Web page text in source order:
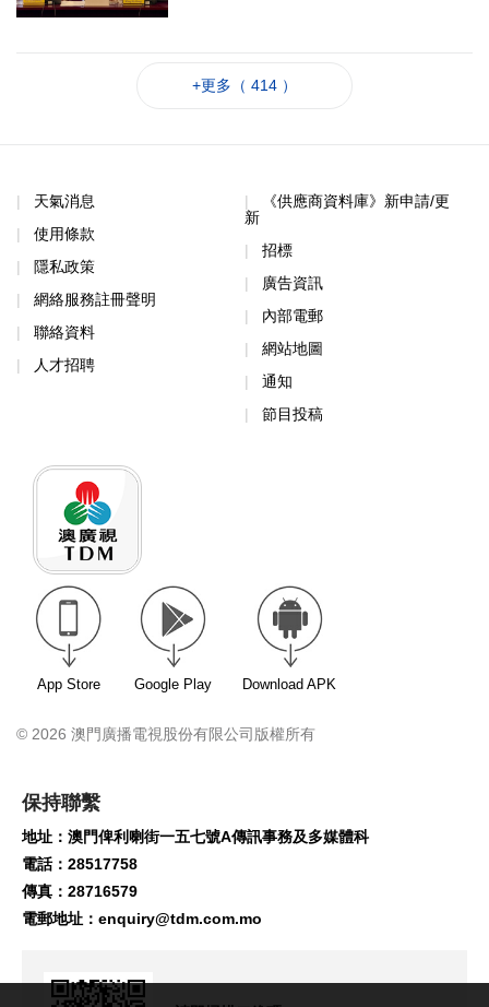
+更多（ 414 ）
天氣消息
使用條款
隱私政策
網絡服務註冊聲明
聯絡資料
人才招聘
《供應商資料庫》新申請/更
新
招標
廣告資訊
內部電郵
網站地圖
通知
節目投稿
App Store Google Play Download APK
© 2026 澳門廣播電視股份有限公司版權所有
保持聯繫
地址：澳門俾利喇街一五七號A傳訊事務及多媒體科
電話：28517758
傳真：28716579
電郵地址： enquiry@tdm.com.mo